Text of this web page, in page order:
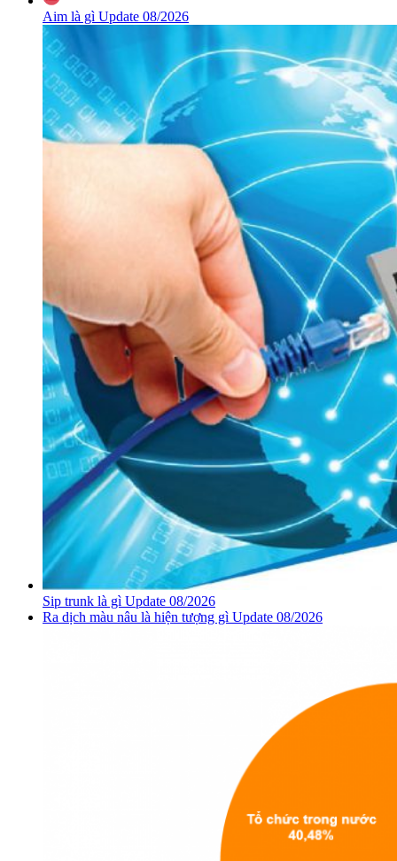
Aim là gì Update 08/2026
Sip trunk là gì Update 08/2026
Ra dịch màu nâu là hiện tượng gì Update 08/2026